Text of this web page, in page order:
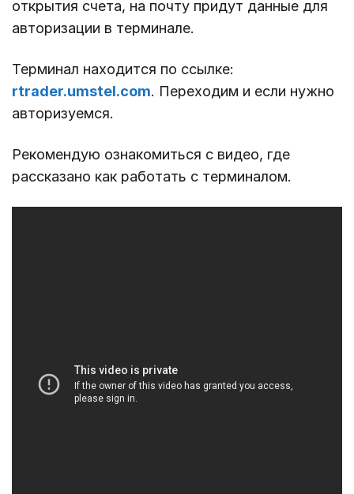
открытия счета, на почту придут данные для
авторизации в терминале.
Терминал находится по ссылке:
rtrader.umstel.com. Переходим и если нужно
авторизуемся.
Рекомендую ознакомиться с видео, где
рассказано как работать с терминалом.